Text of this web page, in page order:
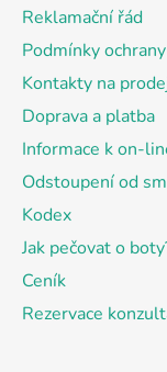
Reklamační řád
Podmínky
Kontakty na
Doprava a platba
Informace k on-
Odstoupení od
Kodex
Jak pečovat o
Ceník
Rezervace